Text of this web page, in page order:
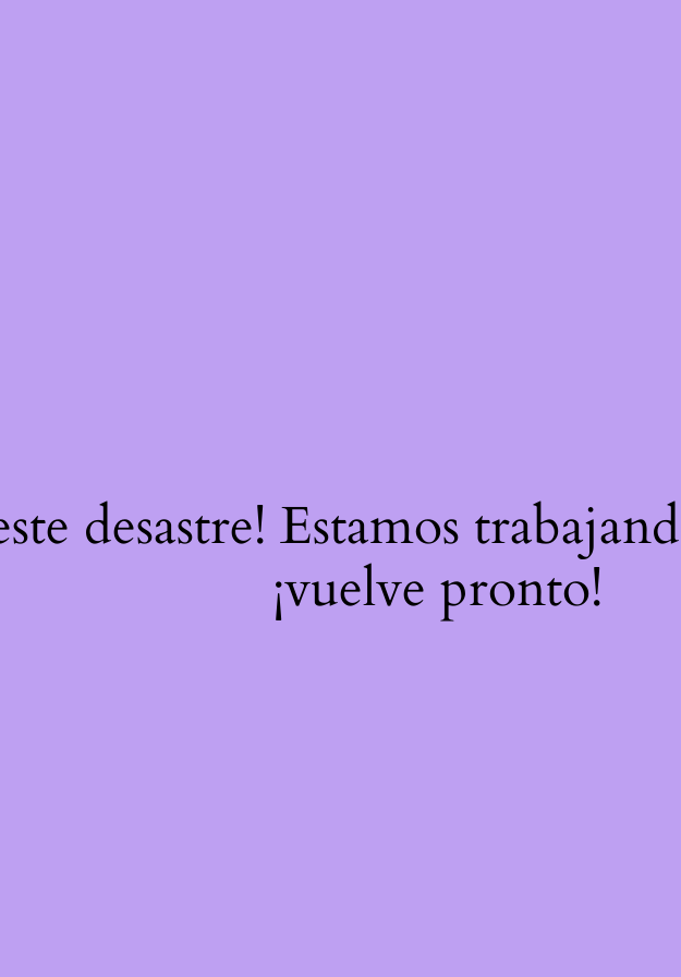
desastre! Estamos
¡vuelve pronto!